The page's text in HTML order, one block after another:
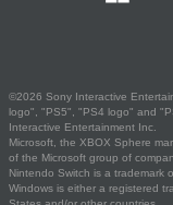
©2026 Sony Interactive
logo", "PS5", "PS4 logo" and
Interactive Entertainment Inc.
Microsoft, the XBOX Sphere
of the Microsoft group of
Nintendo Switch is a trademark
Windows is either a registered